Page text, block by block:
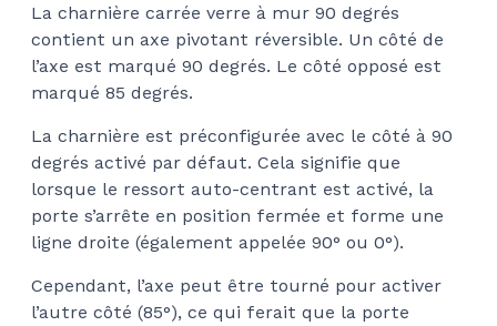
La charnière carrée verre à mur 90 degrés
contient un axe pivotant réversible. Un côté de
l’axe est marqué 90 degrés. Le côté opposé est
marqué 85 degrés.
La charnière est préconfigurée avec le côté à 90
degrés activé par défaut. Cela signifie que
lorsque le ressort auto-centrant est activé, la
porte s’arrête en position fermée et forme une
ligne droite (également appelée 90° ou 0°).
Cependant, l’axe peut être tourné pour activer
l’autre côté (85°), ce qui ferait que la porte